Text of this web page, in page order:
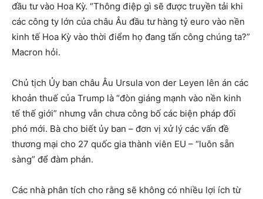
đầu tư vào Hoa Kỳ. “Thông điệp gì sẽ được truyền tải khi
các công ty lớn của châu Âu đầu tư hàng tỷ euro vào nền
kinh tế Hoa Kỳ vào thời điểm họ đang tấn công chúng ta?”
Macron hỏi.
Chủ tịch Ủy ban châu Âu Ursula von der Leyen lên án các
khoản thuế của Trump là “đòn giáng mạnh vào nền kinh
tế thế giới” nhưng vẫn chưa công bố các biện pháp đối
phó mới. Bà cho biết ủy ban – đơn vị xử lý các vấn đề
thương mại cho 27 quốc gia thành viên EU – “luôn sẵn
sàng” để đàm phán.
Các nhà phân tích cho rằng sẽ không có nhiều lợi ích từ